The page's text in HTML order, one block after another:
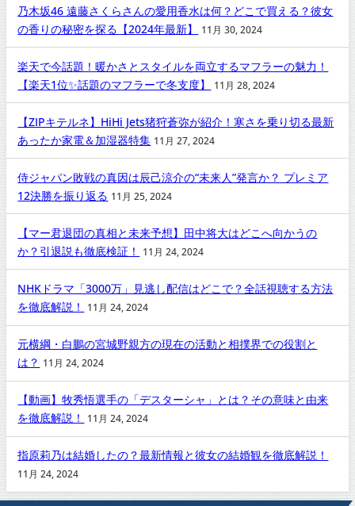
乃木坂46 遠藤さくらさんの愛用香水は何？どこで買える？彼女
の香りの秘密を探る【2024年最新】
11月 30, 2024
楽天で今話題！暖かさとスタイルを両立するマフラーの魅力！
【楽天1位✨話題のマフラーで冬支度】
11月 28, 2024
【ZIPキテルネ】HiHi Jets猪狩蒼弥が紹介！寒さを乗り切る最新
あったか家電＆加湿器特集 11月 27, 2024
侍ジャパン敗戦の真因は辰己涼介の“未来人”発言か？ プレミア
12決勝を振り返る 11月 25, 2024
【マー君退団の真相と未来予想】田中将大はどこへ向かうの
か？引退説も徹底検証！
11月 24, 2024
NHKドラマ「3000万」見逃し配信はどこで？全話視聴する方法
を徹底解説！
11月 24, 2024
元横綱・白鵬の宮城野親方の現在の活動と相撲界での役割と
は？ 11月 24, 2024
【動画】牧秀悟選手の「デスターシャ」とは？その意味と由来
を徹底解説！
11月 24, 2024
指原莉乃は結婚したの？最新情報と彼女の結婚観を徹底解説！
11月 24, 2024